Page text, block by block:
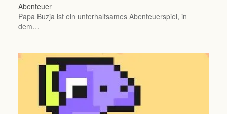
Abenteuer
Papa Buzja ist ein unterhaltsames Abenteuerspiel, in
dem…